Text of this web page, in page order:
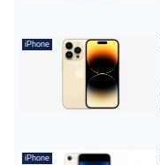
iPhone
iPhone